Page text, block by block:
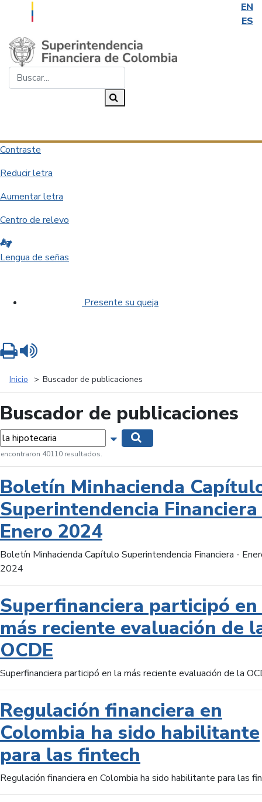
EN
ES
Saltar al contenido principal
Contraste
Reducir letra
Aumentar letra
Centro de relevo
Lengua de señas
Presente su queja
Inicio Buscador de publicaciones
Buscador de publicaciones
Mostrar opciones de búsqueda
encontraron 40110 resultados.
Boletín Minhacienda
Superintendencia
Enero 2024
Boletín Minhacienda Capítulo Superintendencia Financiera -
2024
Superfinanciera participó
más reciente evaluación de
OCDE
Superfinanciera participó en la más reciente evaluación de la
Regulación financiera en
Colombia ha sido habilitante
para las fintech
Regulación financiera en Colombia ha sido habilitante para las
Imprimir